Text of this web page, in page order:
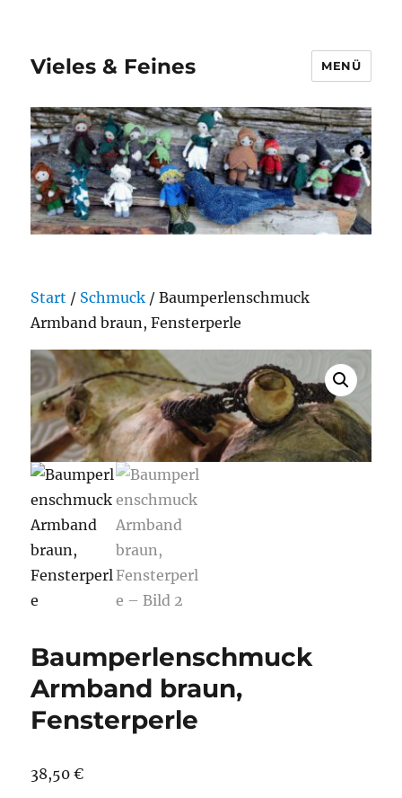
Vieles & Feines MENÜ
Start / Schmuck / Baumperlenschmuck
Armband braun, Fensterperle
Baumperlenschmuck
Armband braun,
Fensterperle
38,50€